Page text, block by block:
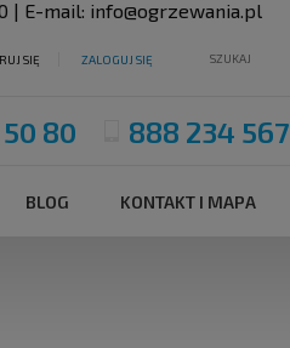
| E-mail: info@ogrzewania.pl
SIĘ ZALOGUJ SIĘ
80 888 234 567
BLOG KONTAKT I MAPA